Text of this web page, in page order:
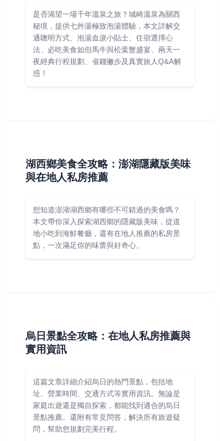
是否渴望一場千年溫泉之旅？城崎溫泉為關西
秘境，提供七外湯極致泡湯體驗，本文詳解交
通聰明方式、泡湯血淚小貼士、住宿選擇心
法、必吃美食如但馬牛與松葉蟹盛宴、兩天一
夜經典行程規劃、省錢撇步及真實旅人Q&A解
惑！
湖西鄉美食全攻略：澎湖隱藏版美味
與在地人私房推薦
想知道澎湖湖西鄉有哪些不可錯過的美食嗎？
本文帶你深入探索湖西鄉的隱藏版美味，從道
地小吃到海鮮餐廳，還有在地人推薦的私房景
點，一次滿足你的味蕾與好奇心。
烏日景點全攻略：在地人私房推薦與
實用資訊
這篇文章詳細介紹烏日的熱門景點，包括地
址、營業時間、交通方式等實用資訊。無論是
家庭出遊還是獨自探索，都能找到適合的烏日
景點推薦。還附有常見問答，解決所有旅遊疑
問，幫助您規劃完美行程。